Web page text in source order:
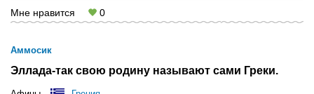
Мне нравится 0
Аммосик
Эллада-так свою родину называют сами Греки.